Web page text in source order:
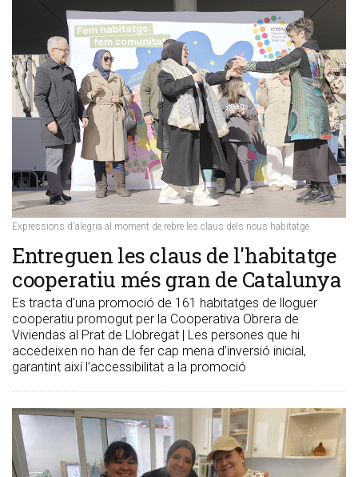
Expressions d'alegria al moment de rebre les claus dels nous habitatge
Entreguen les claus de l'habitatge
cooperatiu més gran de Catalunya
Es tracta d'una promoció de 161 habitatges de lloguer
cooperatiu promogut per la Cooperativa Obrera de
Viviendas al Prat de Llobregat | Les persones que hi
accedeixen no han de fer cap mena d’inversió inicial,
garantint així l’accessibilitat a la promoció